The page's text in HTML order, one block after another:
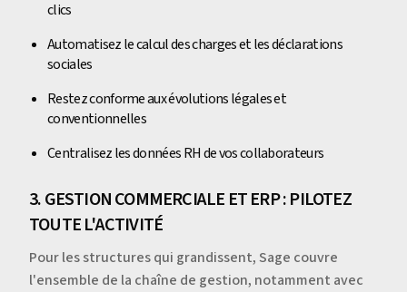
clics
Automatisez le calcul des charges et les déclarations
sociales
Restez conforme aux évolutions légales et
conventionnelles
Centralisez les données RH de vos collaborateurs
3. GESTION COMMERCIALE ET ERP : PILOTEZ
TOUTE L'ACTIVITÉ
Pour les structures qui grandissent, Sage couvre
l'ensemble de la chaîne de gestion, notamment avec